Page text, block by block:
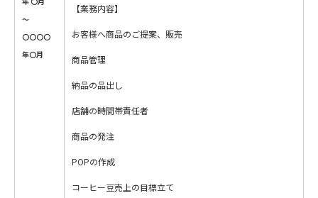
～
〇〇〇〇
年〇月
【業務内容】
お客様へ商品のご提案、販売
商品管理
納品の品出し
店舗の時間帯責任者
商品の発注
POPの作成
コーヒー豆売上の目標立て